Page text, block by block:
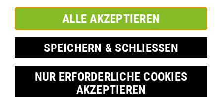
ALLE AKZEPTIEREN
SPEICHERN & SCHLIESSEN
NUR ERFORDERLICHE COOKIES
AKZEPTIEREN